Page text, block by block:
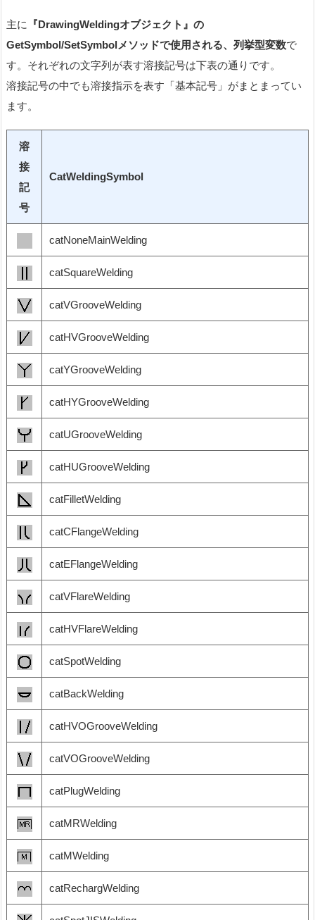
主に
『DrawingWeldingオブジェクト』の
GetSymbol/SetSymbolメソッドで使用される、列挙型変数で
す。それぞれの文字列が表す溶接記号は下表の通りです。
溶接記号の中でも溶接指示を表す「基本記号」がまとまってい
ます。
溶
接
記
号
CatWeldingSymbol
catNoneMainWelding
catSquareWelding
catVGrooveWelding
catHVGrooveWelding
catYGrooveWelding
catHYGrooveWelding
catUGrooveWelding
catHUGrooveWelding
catFilletWelding
catCFlangeWelding
catEFlangeWelding
catVFlareWelding
catHVFlareWelding
catSpotWelding
catBackWelding
catHVOGrooveWelding
catVOGrooveWelding
catPlugWelding
catMRWelding
catMWelding
catRechargWelding